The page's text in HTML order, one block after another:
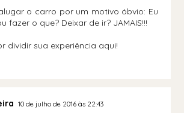
o carro por um motivo óbvio: Eu
fazer o que? Deixar de ir? JAMAIS!!!
dividir sua experiência aqui!
10 de julho de 2016 às 22:43